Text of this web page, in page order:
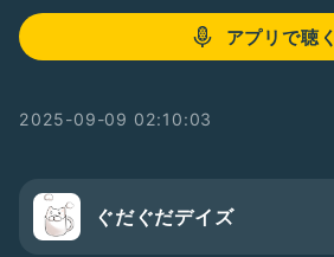
アプリで聴く
2025-09-09 02:10:03
ぐだぐだデイズ